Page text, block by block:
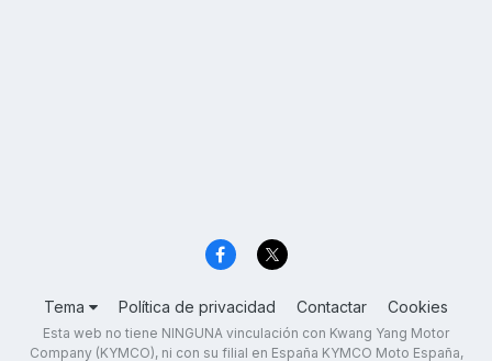
Tema Política de privacidad Contactar Cookies
Esta web no tiene NINGUNA vinculación con Kwang Yang Motor
Company (KYMCO), ni con su filial en España KYMCO Moto España,